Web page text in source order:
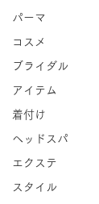
パーマ
コスメ
ブライダル
アイテム
着付け
ヘッドスパ
エクステ
スタイル